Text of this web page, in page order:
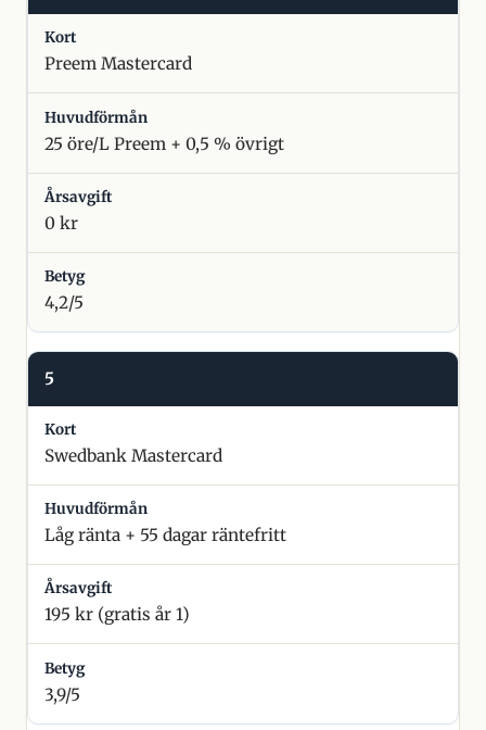
Preem Mastercard
25 öre/L Preem + 0,5 % övrigt
0 kr
4,2/5
5
Swedbank Mastercard
Låg ränta + 55 dagar räntefritt
195 kr (gratis år 1)
3,9/5